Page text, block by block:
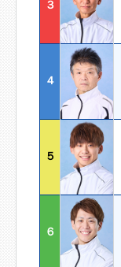
３
４
５
６